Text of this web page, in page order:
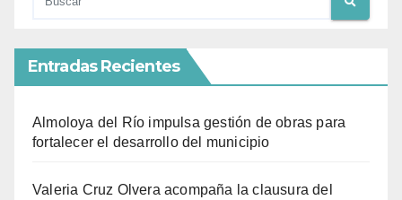
Entradas Recientes
Almoloya del Río impulsa gestión de obras para
fortalecer el desarrollo del municipio
Valeria Cruz Olvera acompaña la clausura del